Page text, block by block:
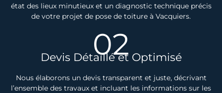
état des lieux minutieux et un diagnostic technique précis
de votre projet de pose de toiture à Vacquiers.
02
Devis Détaillé et Optimisé
Nous élaborons un devis transparent et juste, décrivant
l’ensemble des travaux et incluant les informations sur les